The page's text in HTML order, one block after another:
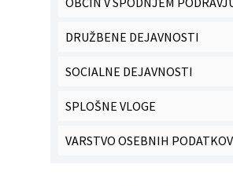
DRUŽBENE DEJAVNOSTI
SOCIALNE DEJAVNOSTI
SPLOŠNE VLOGE
VARSTVO OSEBNIH PODATKOV